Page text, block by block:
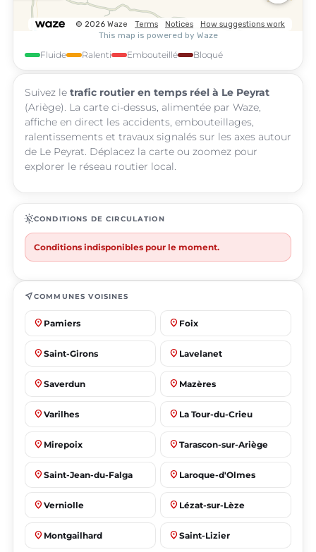
Fluide Ralenti Embouteillé Bloqué
Suivez le trafic routier en temps réel à Le Peyrat
(Ariège). La carte ci-dessus, alimentée par Waze,
affiche en direct les accidents, embouteillages,
ralentissements et travaux signalés sur les axes autour
de Le Peyrat. Déplacez la carte ou zoomez pour
explorer le réseau routier local.
routineCONDITIONS DE CIRCULATION
Conditions indisponibles pour le moment.
near_meCOMMUNES VOISINES
place Pamiers place Foix
place Saint-Girons place Lavelanet
place Saverdun place Mazères
place Varilhes place La Tour-du-Crieu
place Mirepoix place Tarascon-sur-Ariège
place Saint-Jean-du-Falga place Laroque-d'Olmes
place Verniolle place Lézat-sur-Lèze
place Montgailhard place Saint-Lizier